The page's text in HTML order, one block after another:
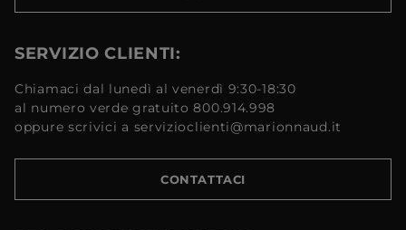
SERVIZIO CLIENTI:
Chiamaci dal lunedì al venerdì 9:30-18:30
al numero verde gratuito 800.914.998
oppure scrivici a servizioclienti@marionnaud.it
CONTATTACI